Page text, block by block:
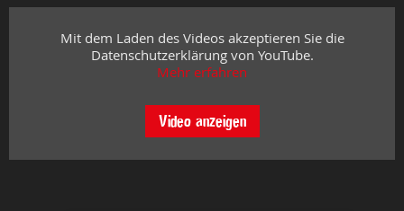
Mit dem Laden des Videos akzeptieren Sie die
Datenschutzerklärung von YouTube.
Mehr erfahren
Video anzeigen